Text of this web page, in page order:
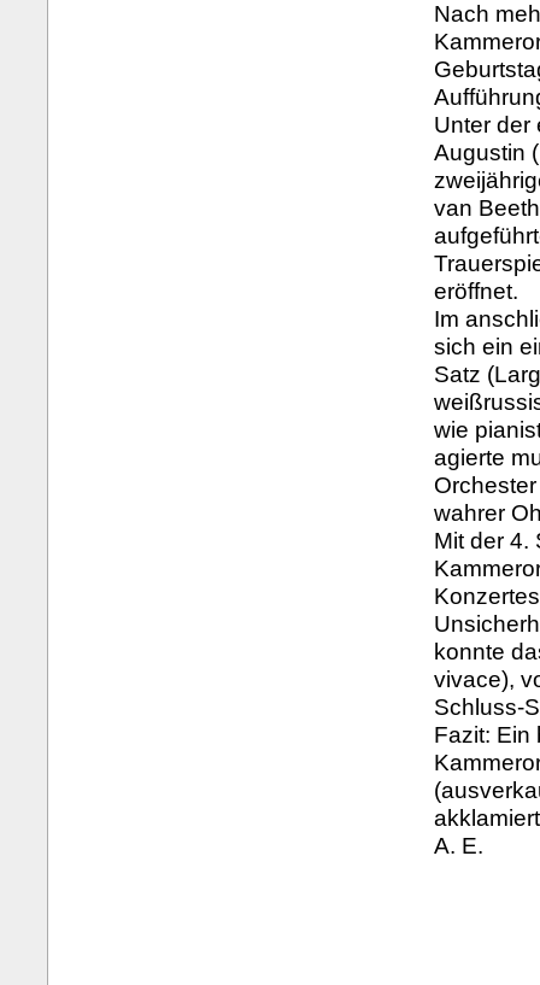
Nach
Unter der
Augustin
van
eröffnet.
Im
sich ein
Satz
wie
agierte
wahrer
Mit der 4.
konnte
vivace),
Schluss-
Fazit: Ein
A. E.